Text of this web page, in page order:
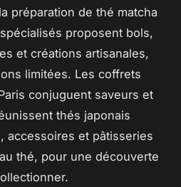
préparation de thé matcha
proposent bols,
et créations artisanales,
limitées. Les coffrets
conjuguent saveurs et
thés japonais
accessoires et pâtisseries
thé, pour une découverte